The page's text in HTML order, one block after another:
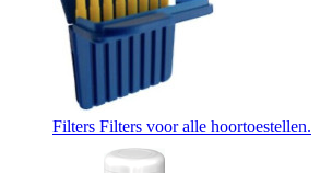
Filters Filters voor alle hoortoestellen.